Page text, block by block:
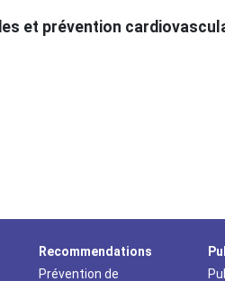
et prévention
Recommendations
Prévention de